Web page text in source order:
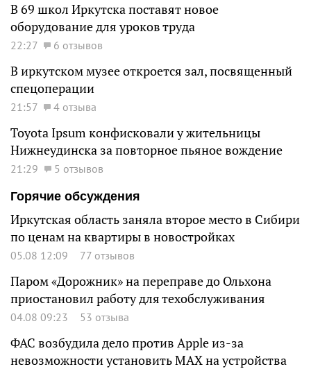
В 69 школ Иркутска поставят новое
оборудование для уроков труда
22:27 6 отзывов
В иркутском музее откроется зал, посвященный
спецоперации
21:57 4 отзыва
Toyota Ipsum конфисковали у жительницы
Нижнеудинска за повторное пьяное вождение
21:29
5 отзывов
Горячие обсуждения
Иркутская область заняла второе место в Сибири
по ценам на квартиры в новостройках
05.08 12:09 77 отзывов
Паром «Дорожник» на переправе до Ольхона
приостановил работу для техобслуживания
04.08 09:23 53 отзыва
ФАС возбудила дело против Apple из-за
невозможности установить MAX на устройства